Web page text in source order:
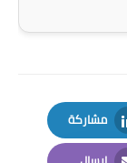
مشاركة
LinkedIn